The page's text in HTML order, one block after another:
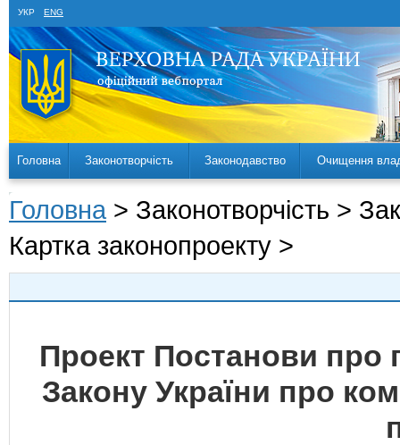
УКР ENG
Головна Законотворчість Законодавство Очищення
Головна > Законотворчість >
Картка законопроекту >
Проект Постанови про
Закону України про